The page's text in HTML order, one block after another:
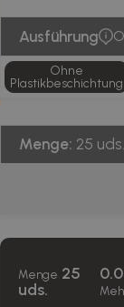
Ausführung
Ohne
Plastikbeschichtung
Menge: 25 uds.
Menge 25
uds.